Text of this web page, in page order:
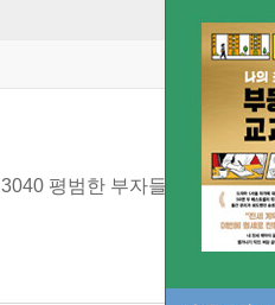
3040 평범한 부자들의 현실판